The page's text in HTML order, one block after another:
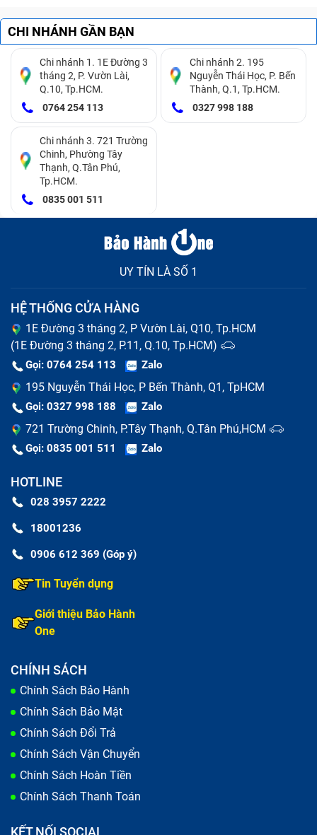
CHI NHÁNH GẦN BẠN
Chi nhánh 1. 1E Đường 3
tháng 2, P. Vườn Lài,
Q.10, Tp.HCM.
0764 254 113
Chi nhánh 2. 195
Nguyễn Thái Học, P. Bến
Thành, Q.1, Tp.HCM.
0327 998 188
Chi nhánh 3. 721 Trường
Chinh, Phường Tây
Thạnh, Q.Tân Phú,
Tp.HCM.
0835 001 511
UY TÍN LÀ SỐ 1
HỆ THỐNG CỬA HÀNG
1E Đường 3 tháng 2, P Vườn Lài, Q10, Tp.HCM
(1E Đường 3 tháng 2, P.11, Q.10, Tp.HCM)
Gọi: 0764 254 113 Zalo
195 Nguyễn Thái Học, P Bến Thành, Q1, TpHCM
Gọi: 0327 998 188 Zalo
721 Trường Chinh, P.Tây Thạnh, Q.Tân Phú,HCM
Gọi: 0835 001 511 Zalo
HOTLINE
028 3957 2222
18001236
0906 612 369 (Góp ý)
Tin Tuyển dụng
Giới thiệu Bảo Hành
One
CHÍNH SÁCH
Chính Sách Bảo Hành
Chính Sách Bảo Mật
Chính Sách Đổi Trả
Chính Sách Vận Chuyển
Chính Sách Hoàn Tiền
Chính Sách Thanh Toán
KẾT NỐI SOCIAL